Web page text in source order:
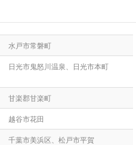
水戸市常磐町
日光市鬼怒川温泉、日光市本町
甘楽郡甘楽町
越谷市花田
千葉市美浜区、松戸市平賀